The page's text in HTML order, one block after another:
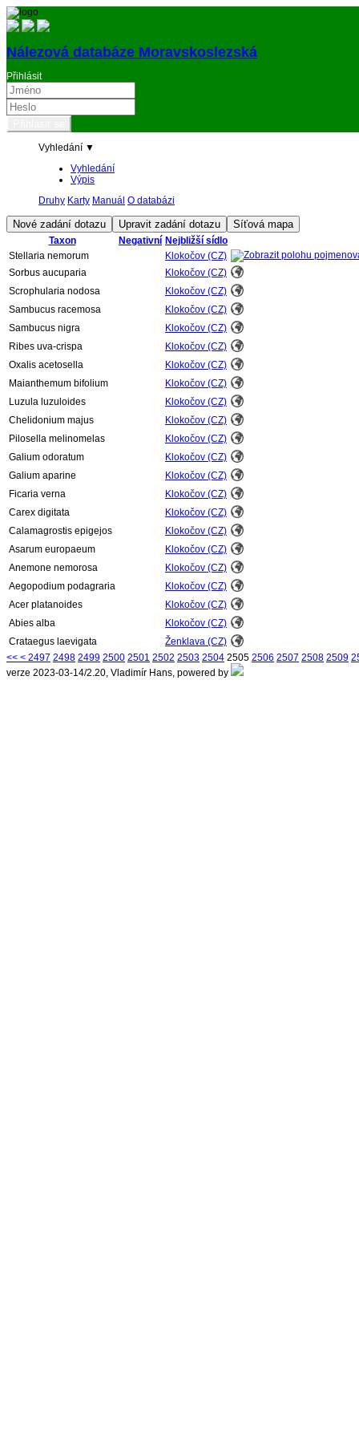
Nálezová databáze Moravskoslezská
Přihlásit
Vyhledání ▼
Vyhledání
Výpis
Druhy Karty Manuál O databázi
Taxon Negativní Nejbližší sídlo
Stellaria nemorum
Klokočov (CZ)
Sorbus aucuparia
Klokočov (CZ)
Scrophularia nodosa
Klokočov (CZ)
Sambucus racemosa
Klokočov (CZ)
Sambucus nigra
Klokočov (CZ)
Ribes uva-crispa
Klokočov (CZ)
Oxalis acetosella
Klokočov (CZ)
Maianthemum bifolium
Klokočov (CZ)
Luzula luzuloides
Klokočov (CZ)
Chelidonium majus
Klokočov (CZ)
Pilosella melinomelas
Klokočov (CZ)
Galium odoratum
Klokočov (CZ)
Galium aparine
Klokočov (CZ)
Ficaria verna
Klokočov (CZ)
Carex digitata
Klokočov (CZ)
Calamagrostis epigejos
Klokočov (CZ)
Asarum europaeum
Klokočov (CZ)
Anemone nemorosa
Klokočov (CZ)
Aegopodium podagraria
Klokočov (CZ)
Acer platanoides
Klokočov (CZ)
Abies alba
Klokočov (CZ)
Crataegus laevigata
Ženklava (CZ)
<< < 2497 2498 2499 2500 2501 2502 2503 2504 2505 2506 2507 2508 2509
verze 2023-03-14/2.20, Vladimír Hans, powered by